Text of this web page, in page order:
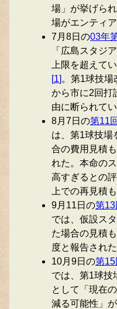
場」が挙げら
場がエンティ
7月8日の03年
「広島スタジ
上限を超えて
[1] 。第1球技場
から市に2回打
由に断られてい
8月7日の第11
は、第1球技場
合の費用見積
れた。本命の
高すぎるとの
上での再見積
9月11日の第13
では、仮設ス
た場合の見積
度と報告された
10月9日の第15
では、第1球技
として「現在
減る可能性」